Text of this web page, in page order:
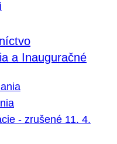
a Inauguračné
- zrušené 11. 4.